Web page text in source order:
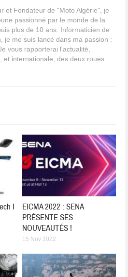
et Fondateur de "Moto Algérie", je
passionné par le monde de la
plus de 10 ans. Informaticien de
je me suis lancé dans ma passion :
vous rapporterai l'actualité,
et internationale, des deux roues.
I
EICMA 2022 : SENA
PRÉSENTE SES
NOUVEAUTÉS !
15 Nov 2022